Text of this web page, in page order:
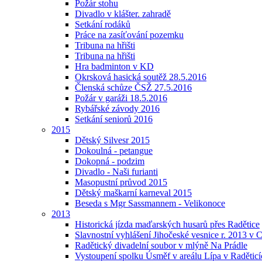
Požár stohu
Divadlo v klášter. zahradě
Setkání rodáků
Práce na zasíťování pozemku
Tribuna na hřišti
Tribuna na hřišti
Hra badminton v KD
Okrsková hasická soutěž 28.5.2016
Členská schůze ČSŽ 27.5.2016
Požár v garáži 18.5.2016
Rybářské závody 2016
Setkání seniorů 2016
2015
Dětský Silvesr 2015
Dokoulná - petangue
Dokopná - podzim
Divadlo - Naši furianti
Masopustní průvod 2015
Dětský maškarní karneval 2015
Beseda s Mgr Sassmannem - Velikonoce
2013
Historická jízda maďarských husarů přes Radětice
Slavnostní vyhlášení Jihočeské vesnice r. 2013 v C
Radětický divadelní soubor v mlýně Na Prádle
Vystoupení spolku Úsměf v areálu Lípa v